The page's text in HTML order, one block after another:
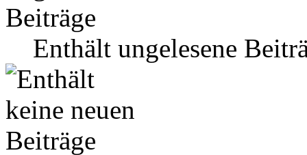
Enthält ungelesene